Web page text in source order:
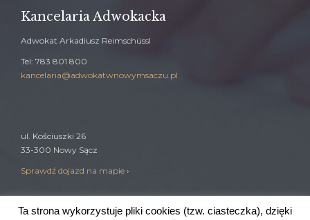
Kancelaria Adwokacka
Adwokat Arkadiusz Reimschüssl
Tel: 783 801 800
kancelaria@adwokatwnowymsaczu.pl
ul. Kościuszki 26
33-300 Nowy Sącz
Sprawdź dojazd na mapie ›
Ta strona wykorzystuje pliki cookies (tzw. ciasteczka), dzięki